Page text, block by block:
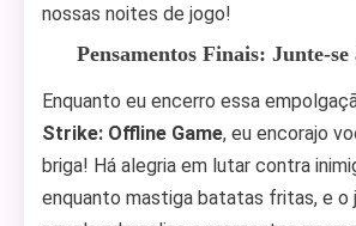
nossas noites de jogo!
Pensamentos Finais: Junte-
Enquanto eu encerro essa
Strike: Offline Game, eu encorajo
briga! Há alegria em lutar contra
enquanto mastiga batatas fritas, e o